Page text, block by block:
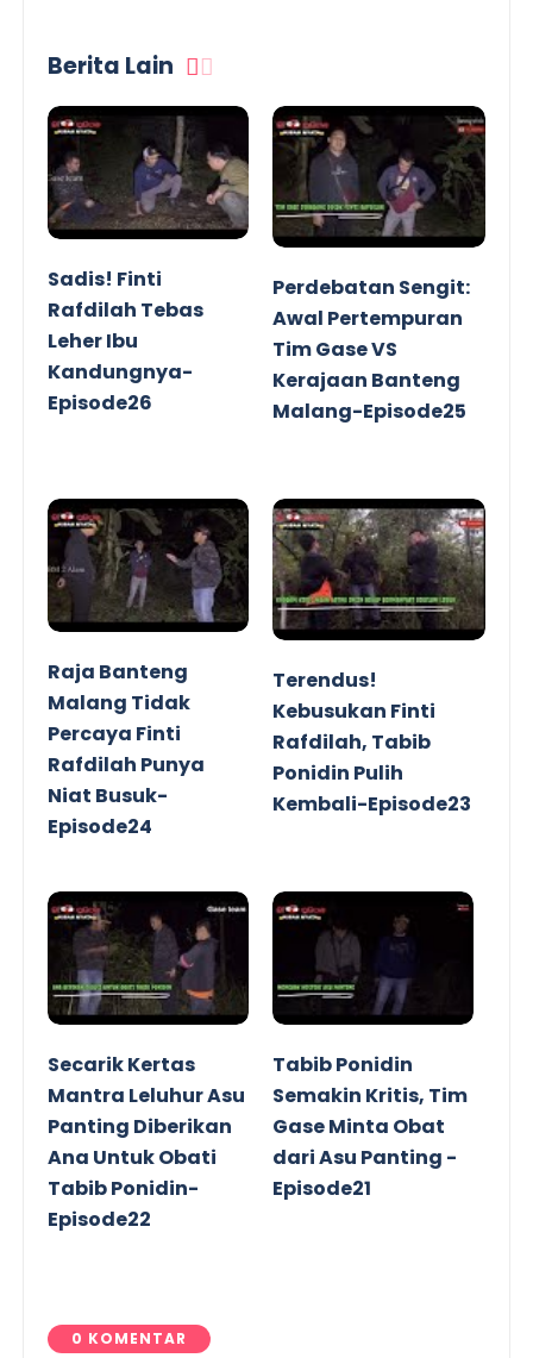
Berita Lain
Sadis! Finti
Rafdilah Tebas
Leher Ibu
Kandungnya-
Episode26
Perdebatan Sengit:
Awal Pertempuran
Tim Gase VS
Kerajaan Banteng
Malang-Episode25
Raja Banteng
Malang Tidak
Percaya Finti
Rafdilah Punya
Niat Busuk-
Episode24
Terendus!
Kebusukan Finti
Rafdilah, Tabib
Ponidin Pulih
Kembali-Episode23
Secarik Kertas
Mantra Leluhur Asu
Panting Diberikan
Ana Untuk Obati
Tabib Ponidin-
Episode22
Tabib Ponidin
Semakin Kritis, Tim
Gase Minta Obat
dari Asu Panting -
Episode21
0 KOMENTAR